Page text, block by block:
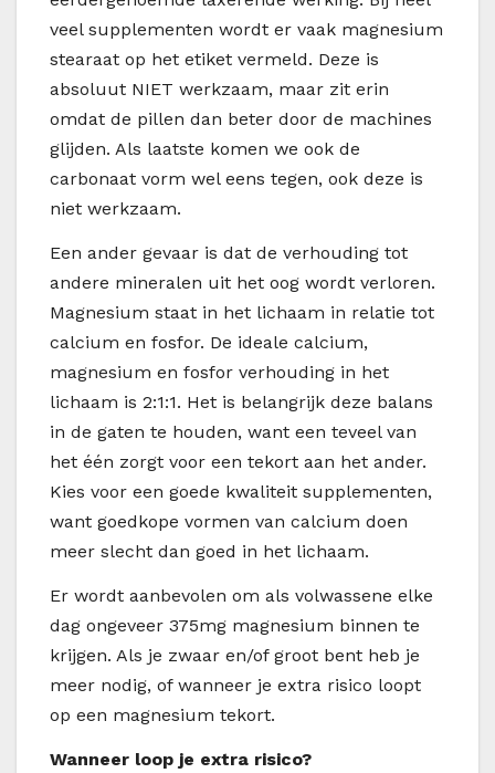
veel supplementen wordt er vaak magnesium
stearaat op het etiket vermeld. Deze is
absoluut NIET werkzaam, maar zit erin
omdat de pillen dan beter door de machines
glijden. Als laatste komen we ook de
carbonaat vorm wel eens tegen, ook deze is
niet werkzaam.
Een ander gevaar is dat de verhouding tot
andere mineralen uit het oog wordt verloren.
Magnesium staat in het lichaam in relatie tot
calcium en fosfor. De ideale calcium,
magnesium en fosfor verhouding in het
lichaam is 2:1:1. Het is belangrijk deze balans
in de gaten te houden, want een teveel van
het één zorgt voor een tekort aan het ander.
Kies voor een goede kwaliteit supplementen,
want goedkope vormen van calcium doen
meer slecht dan goed in het lichaam.
Er wordt aanbevolen om als volwassene elke
dag ongeveer 375mg magnesium binnen te
krijgen. Als je zwaar en/of groot bent heb je
meer nodig, of wanneer je extra risico loopt
op een magnesium tekort.
Wanneer loop je extra risico?